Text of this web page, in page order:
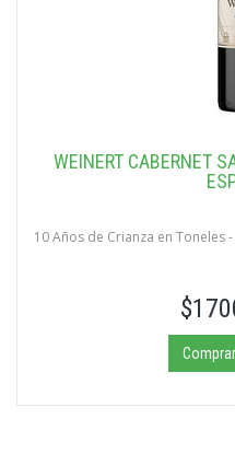
WEINERT CABERNET
10 Años de Crianza en Toneles
Comprar